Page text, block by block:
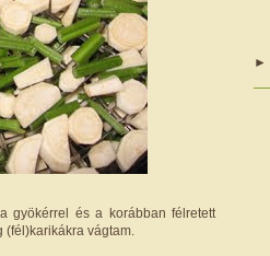
gyökérrel és a korábban félretett
vágtam.
►